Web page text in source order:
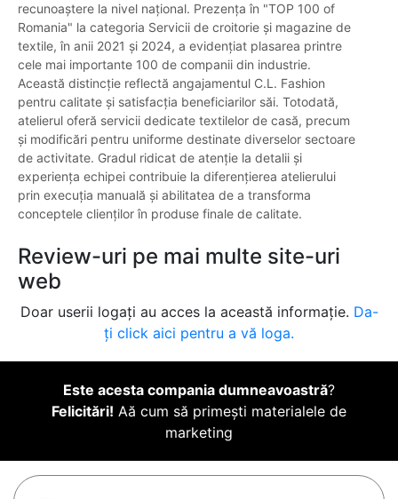
recunoaștere la nivel național. Prezența în "TOP 100 of
Romania" la categoria Servicii de croitorie și magazine de
textile, în anii 2021 și 2024, a evidențiat plasarea printre
cele mai importante 100 de companii din industrie.
Această distincție reflectă angajamentul C.L. Fashion
pentru calitate și satisfacția beneficiarilor săi. Totodată,
atelierul oferă servicii dedicate textilelor de casă, precum
și modificări pentru uniforme destinate diverselor sectoare
de activitate. Gradul ridicat de atenție la detalii și
experiența echipei contribuie la diferențierea atelierului
prin execuția manuală și abilitatea de a transforma
conceptele clienților în produse finale de calitate.
Review-uri pe mai multe site-uri
web
Doar userii logați au acces la această informație. Da-
ți click aici pentru a vă loga.
Este acesta compania dumneavoastră?
Felicitări! Aă cum să primești materialele de
marketing